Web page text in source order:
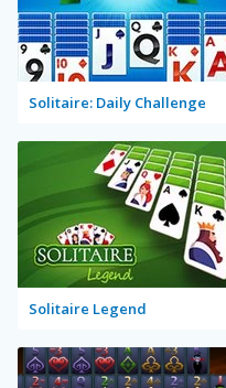
Solitaire: Daily Challenge
Solitaire Legend